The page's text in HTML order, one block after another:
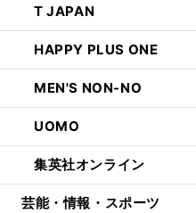
T JAPAN
HAPPY PLUS ONE
MEN'S NON-NO
UOMO
集英社オンライン
芸能・情報・スポーツ